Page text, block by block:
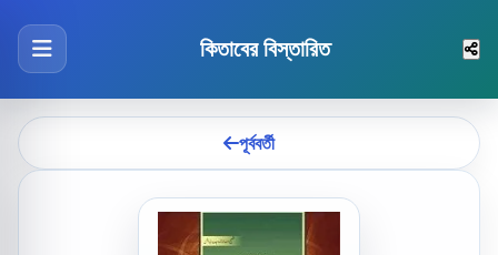
কিতাবের বিস্তারিত
পূর্ববর্তী